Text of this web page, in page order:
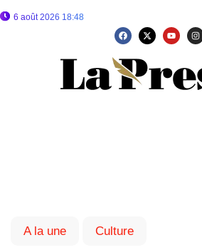
6 août 2026 18:48
A la une Culture